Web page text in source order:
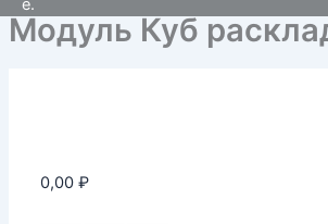
Модуль Куб
0,00₽